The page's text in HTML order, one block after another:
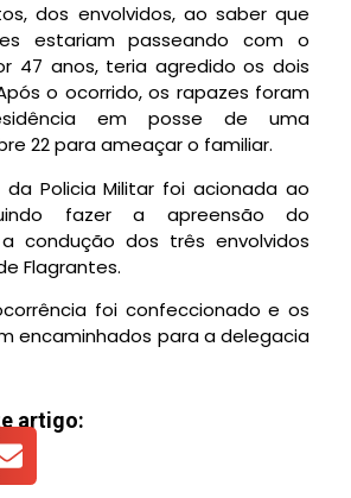
dos envolvidos, ao saber que
estariam passeando com o
47 anos, teria agredido os dois
o ocorrido, os rapazes foram
em posse de uma
22 para ameaçar o familiar.
da Policia Militar foi acionada ao
fazer a apreensão do
condução dos três envolvidos
Flagrantes.
foi confeccionado e os
encaminhados para a delegacia
artigo: